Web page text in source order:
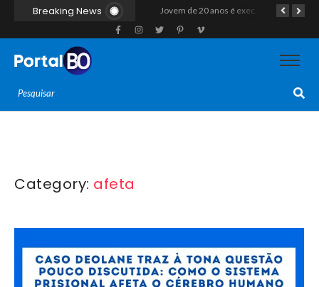
Breaking News
“Operação Liberdade”: Polícias Civil e Militar prendem seis integrantes de grupo criminoso por tráfico de drogas em Tibau do Sul
Category: afeta